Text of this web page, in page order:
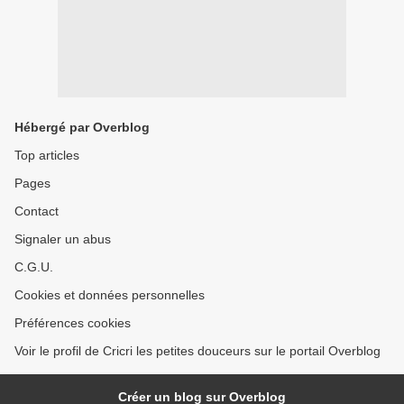
Hébergé par Overblog
Top articles
Pages
Contact
Signaler un abus
C.G.U.
Cookies et données personnelles
Préférences cookies
Voir le profil de Cricri les petites douceurs sur le portail Overblog
Créer un blog sur Overblog